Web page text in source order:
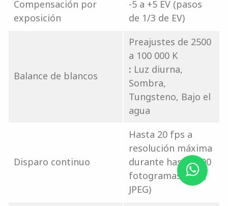
Compensación por
exposición
-5 a +5 EV (pasos
de 1/3 de EV)
Balance de blancos
Preajustes de 2500
a 100 000 K
: Luz diurna,
Sombra,
Tungsteno, Bajo el
agua
Disparo continuo
Hasta 20 fps a
resolución máxima
durante hasta1000
fotogramas (Raw,
JPEG)